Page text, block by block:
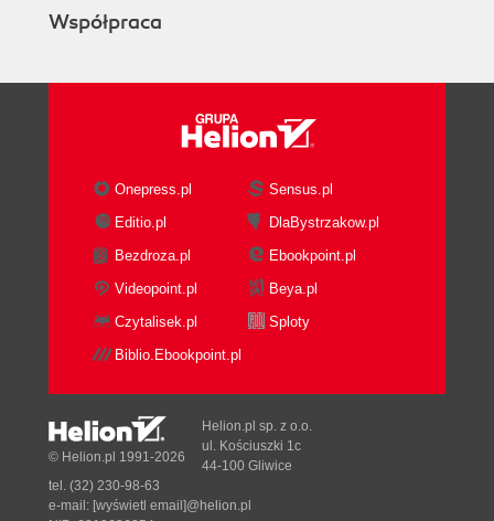
Współpraca
Onepress.pl
Sensus.pl
Editio.pl
DlaBystrzakow.pl
Bezdroza.pl
Ebookpoint.pl
Videopoint.pl
Beya.pl
Czytalisek.pl
Sploty
Biblio.Ebookpoint.pl
© Helion.pl 1991-2026
Helion.pl sp. z o.o.
ul. Kościuszki 1c
44-100 Gliwice
tel. (32) 230-98-63
e-mail: [wyświetl email]@helion.pl